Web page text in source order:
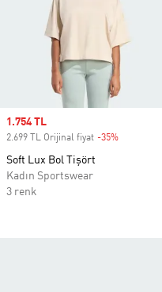
Sale price
1.754 TL
2.699 TL Orijinal fiyat -35%
Soft Lux Bol Tişört
Kadın Sportswear
3 renk